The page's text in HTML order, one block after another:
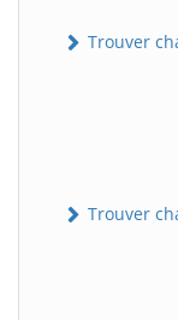
Trouver
Trouver